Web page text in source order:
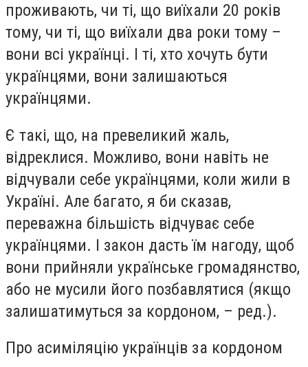
проживають, чи ті, що виїхали 20 років
тому, чи ті, що виїхали два роки тому –
вони всі українці. І ті, хто хочуть бути
українцями, вони залишаються
українцями.
Є такі, що, на превеликий жаль,
відреклися. Можливо, вони навіть не
відчували себе українцями, коли жили в
Україні. Але багато, я би сказав,
переважна більшість відчуває себе
українцями. І закон дасть їм нагоду, щоб
вони прийняли українське громадянство,
або не мусили його позбавлятися (якщо
залишатимуться за кордоном, – ред.).
Про асиміляцію українців за кордоном